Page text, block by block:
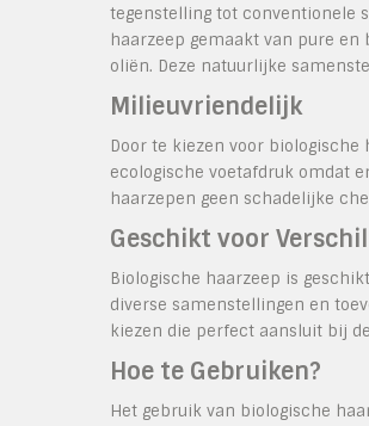
tegenstelling tot conventionele
haarzeep gemaakt van pure
oliën. Deze natuurlijke
Milieuvriendelijk
Door te kiezen voor
ecologische voetafdruk omdat
haarzepen geen schadelijke
Geschikt voor
Biologische haarzeep is
diverse samenstellingen en
kiezen die perfect aansluit bij
Hoe te Gebruiken?
Het gebruik van biologische